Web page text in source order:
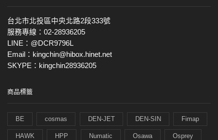
台北市北投區中央北路2段333號
服務專線：02-28936205
LINE：@DCR9796L
Email：kingchin@hibox.hinet.net
SKYPE：kingchin28936205
商品標籤
BE cosmas DEN-JET DEN-SIN Fimap
HAWK HPP Numatic Osawa Osprey